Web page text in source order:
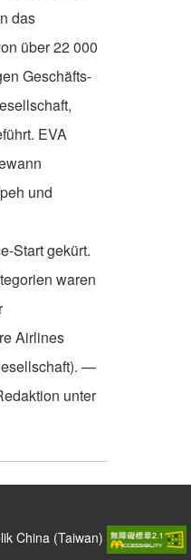
das
über 22 000
Geschäfts-
EVA
und
Start gekürt.
waren
Airlines
—
unter
China (Taiwan)